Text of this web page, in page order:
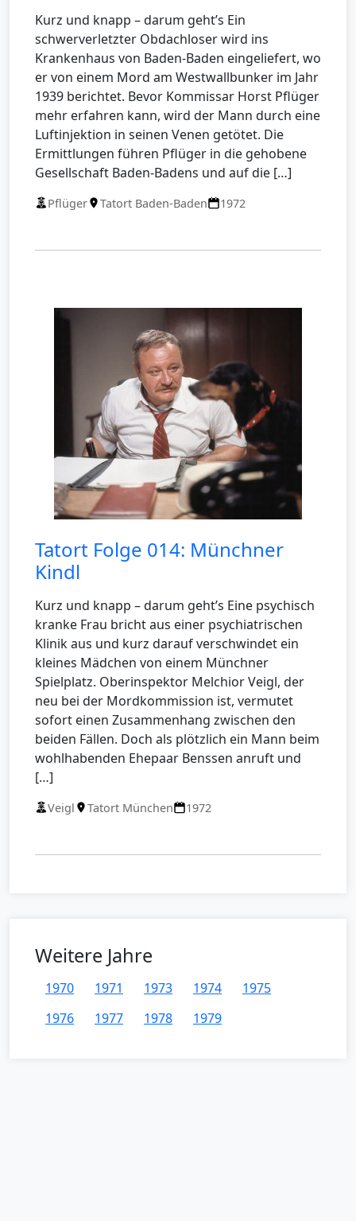
Kurz und knapp – darum geht’s Ein
schwerverletzter Obdachloser wird ins
Krankenhaus von Baden-Baden eingeliefert, wo
er von einem Mord am Westwallbunker im Jahr
1939 berichtet. Bevor Kommissar Horst Pflüger
mehr erfahren kann, wird der Mann durch eine
Luftinjektion in seinen Venen getötet. Die
Ermittlungen führen Pflüger in die gehobene
Gesellschaft Baden-Badens und auf die […]
Pflüger Tatort Baden-Baden 1972
Tatort Folge 014: Münchner
Kindl
Kurz und knapp – darum geht’s Eine psychisch
kranke Frau bricht aus einer psychiatrischen
Klinik aus und kurz darauf verschwindet ein
kleines Mädchen von einem Münchner
Spielplatz. Oberinspektor Melchior Veigl, der
neu bei der Mordkommission ist, vermutet
sofort einen Zusammenhang zwischen den
beiden Fällen. Doch als plötzlich ein Mann beim
wohlhabenden Ehepaar Benssen anruft und
[…]
Veigl Tatort München 1972
Weitere Jahre
1970 1971 1973 1974
1975
1976
1977 1978 1979